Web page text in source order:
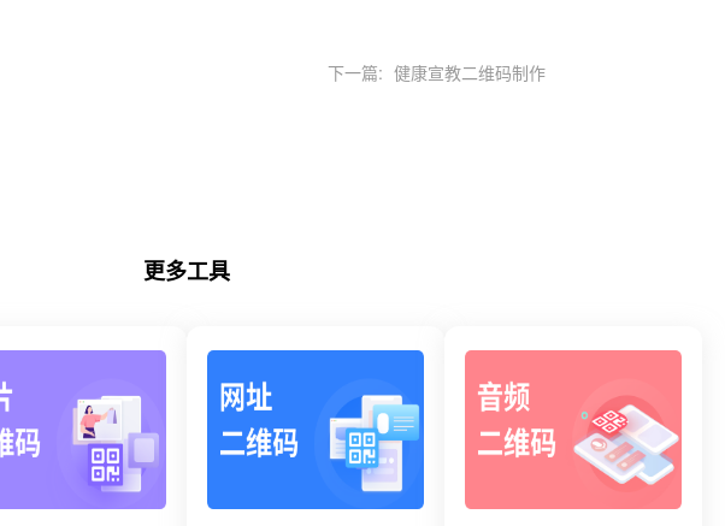
下一篇: 健康宣教二维码制作
更多工具